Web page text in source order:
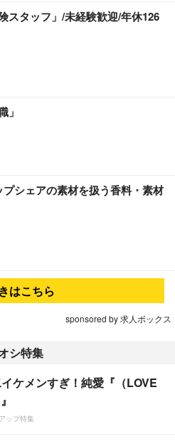
スタッフ」/未経験歓迎/年休126
」
シェアの素材を扱う香料・素材
はこちら
sponsored by 求人ボックス
シ特集
ケメンすぎ！純愛『（LOVE
ップ特集